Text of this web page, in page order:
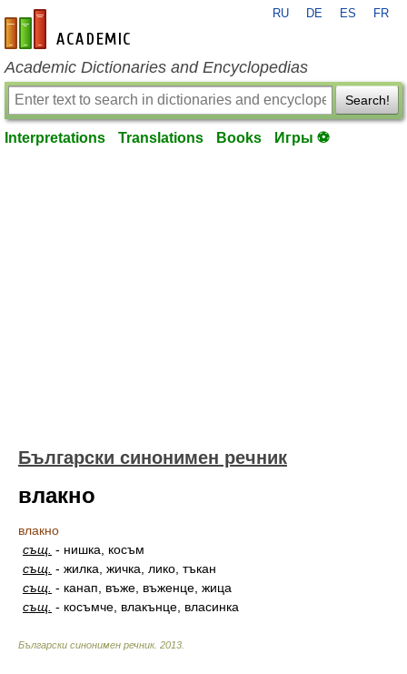
en-academic.com
RU DE ES FR
Academic Dictionaries and Encyclopedias
Search!
Interpretations Translations Books Игры ⚽
Български синонимен речник
влакно
влакно
същ. - нишка, косъм
същ. - жилка, жичка, лико, тъкан
същ. - канап, въже, въженце, жица
същ. - косъмче, влакънце, власинка
Български синонимен речник. 2013